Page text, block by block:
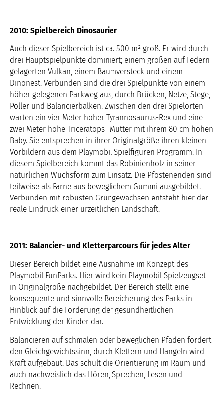
2010: Spielbereich Dinosaurier
Auch dieser Spielbereich ist ca. 500 m² groß. Er wird durch
drei Hauptspielpunkte dominiert; einem großen auf Federn
gelagerten Vulkan, einem Baumversteck und einem
Dinonest. Verbunden sind die drei Spielpunkte von einem
höher gelegenen Parkweg aus, durch Brücken, Netze, Stege,
Poller und Balancierbalken. Zwischen den drei Spielorten
warten ein vier Meter hoher Tyrannosaurus-Rex und eine
zwei Meter hohe Triceratops- Mutter mit ihrem 80 cm hohen
Baby. Sie entsprechen in ihrer Originalgröße ihren kleinen
Vorbildern aus dem Playmobil Spielfiguren Programm. In
diesem Spielbereich kommt das Robinienholz in seiner
natürlichen Wuchsform zum Einsatz. Die Pfostenenden sind
teilweise als Farne aus beweglichem Gummi ausgebildet.
Verbunden mit robusten Grüngewächsen entsteht hier der
reale Eindruck einer urzeitlichen Landschaft.
2011: Balancier- und Kletterparcours für jedes Alter
Dieser Bereich bildet eine Ausnahme im Konzept des
Playmobil FunParks. Hier wird kein Playmobil Spielzeugset
in Originalgröße nachgebildet. Der Bereich stellt eine
konsequente und sinnvolle Bereicherung des Parks in
Hinblick auf die Förderung der gesundheitlichen
Entwicklung der Kinder dar.
Balancieren auf schmalen oder beweglichen Pfaden fördert
den Gleichgewichtssinn, durch Klettern und Hangeln wird
Kraft aufgebaut. Das schult die Orientierung im Raum und
auch nachweislich das Hören, Sprechen, Lesen und
Rechnen.